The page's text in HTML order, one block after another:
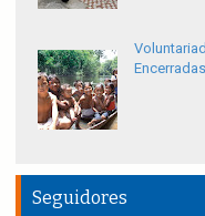
Encerradas
Seguidores